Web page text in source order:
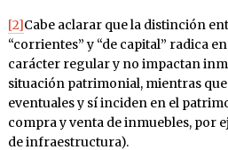
[2]Cabe aclarar que la distinción
“corrientes” y “de capital” radica
carácter regular y no impactan
situación patrimonial, mientras
eventuales y sí inciden en el
compra y venta de inmuebles, por
de infraestructura).